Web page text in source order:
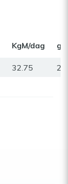
KgM/dag gr
32.75